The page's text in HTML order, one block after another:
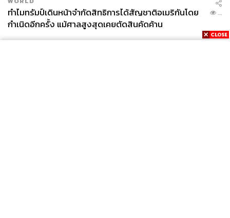
ทำไมทรัมป์เดินหน้าจำกัดสิทธิการได้สัญชาติอเมริกันโดย
กำเนิดอีกครั้ง แม้ศาลสูงสุดเคยตัดสินคัดค้าน
...